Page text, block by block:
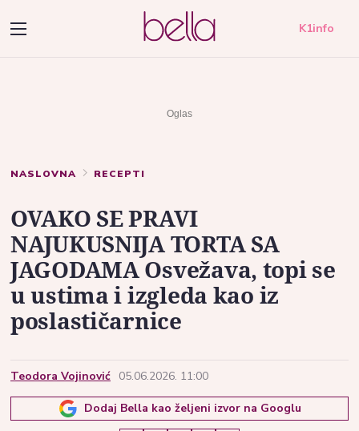
K1info
NASLOVNA RECEPTI
OVAKO SE PRAVI
NAJUKUSNIJA TORTA SA
JAGODAMA Osvežava, topi se
u ustima i izgleda kao iz
poslastičarnice
Teodora Vojinović 05.06.2026. 11:00
Dodaj Bella kao željeni izvor na Googlu